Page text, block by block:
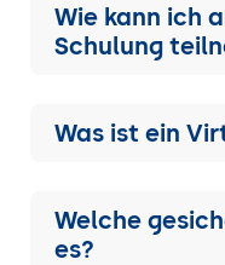
Wie kann ich
Schulung
Was ist ein
Welche
es?